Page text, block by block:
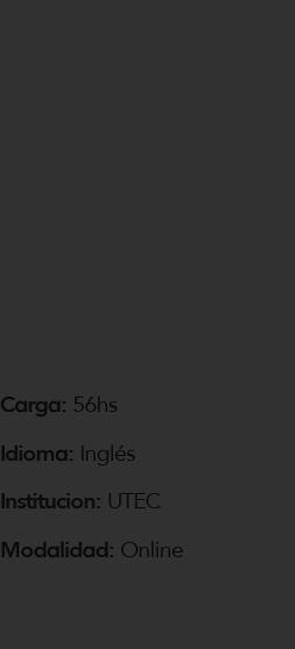
Carga: 56hs
Idioma: Inglés
Institucion: UTEC
Modalidad: Online